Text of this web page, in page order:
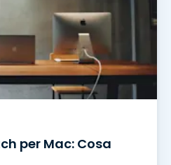
per Mac: Cosa